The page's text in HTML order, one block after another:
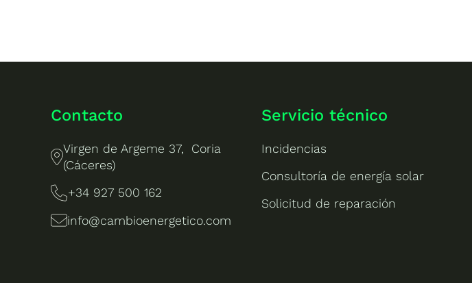
Contacto
Virgen de Argeme 37, Coria
(Cáceres)
+34 927 500 162
info@cambioenergetico.com
Servicio técnico
Incidencias
Consultoría de energía solar
Solicitud de reparación